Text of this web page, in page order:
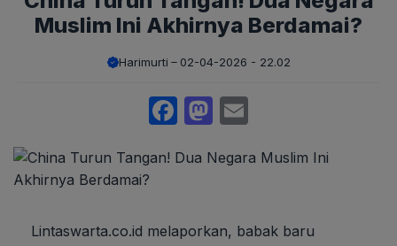
Muslim Ini Akhirnya Berdamai?
Harimurti 02-04-2026 - 22.02
Facebook
Mastodon
Lintaswarta.co.id melaporkan, babak baru